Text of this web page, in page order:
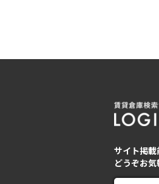
サイト掲載
どうぞお気